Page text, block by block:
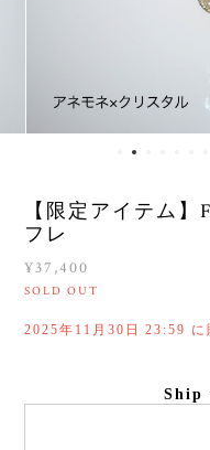
【限定アイテム
フレ
¥37,400
SOLD OUT
2025年11月30日 23:59 に
Ship